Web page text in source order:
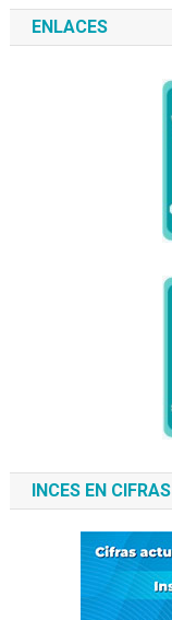
ENLACES
INCES EN CIFRAS